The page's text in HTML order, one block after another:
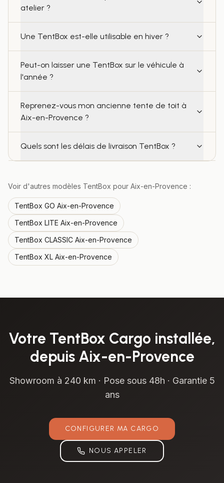
atelier ?
Une TentBox est-elle utilisable en hiver ?
Peut-on laisser une TentBox sur le véhicule à
l'année ?
Reprenez-vous mon ancienne tente de toit à
Aix-en-Provence ?
Quels sont les délais de livraison TentBox ?
Voir d'autres modèles TentBox pour Aix-en-Provence :
TentBox GO Aix-en-Provence
TentBox LITE Aix-en-Provence
TentBox CLASSIC Aix-en-Provence
TentBox XL Aix-en-Provence
Votre TentBox Cargo installée,
depuis Aix-en-Provence
Showroom à 240 km · Pose sous 48h · Garantie 5
ans
CONFIGURER MA CARGO
NOUS APPELER